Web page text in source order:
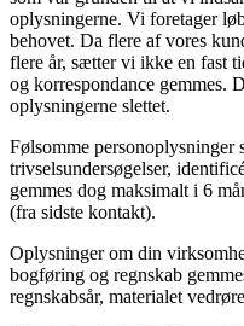
oplysningerne. Vi foretager
behovet. Da flere af vores
flere år, sætter vi ikke en fast
og korrespondance gemmes.
oplysningerne slettet.
Følsomme personoplysninger
trivselsundersøgelser,
gemmes dog maksimalt i 6
(fra sidste kontakt).
Oplysninger om din
bogføring og regnskab
regnskabsår, materialet